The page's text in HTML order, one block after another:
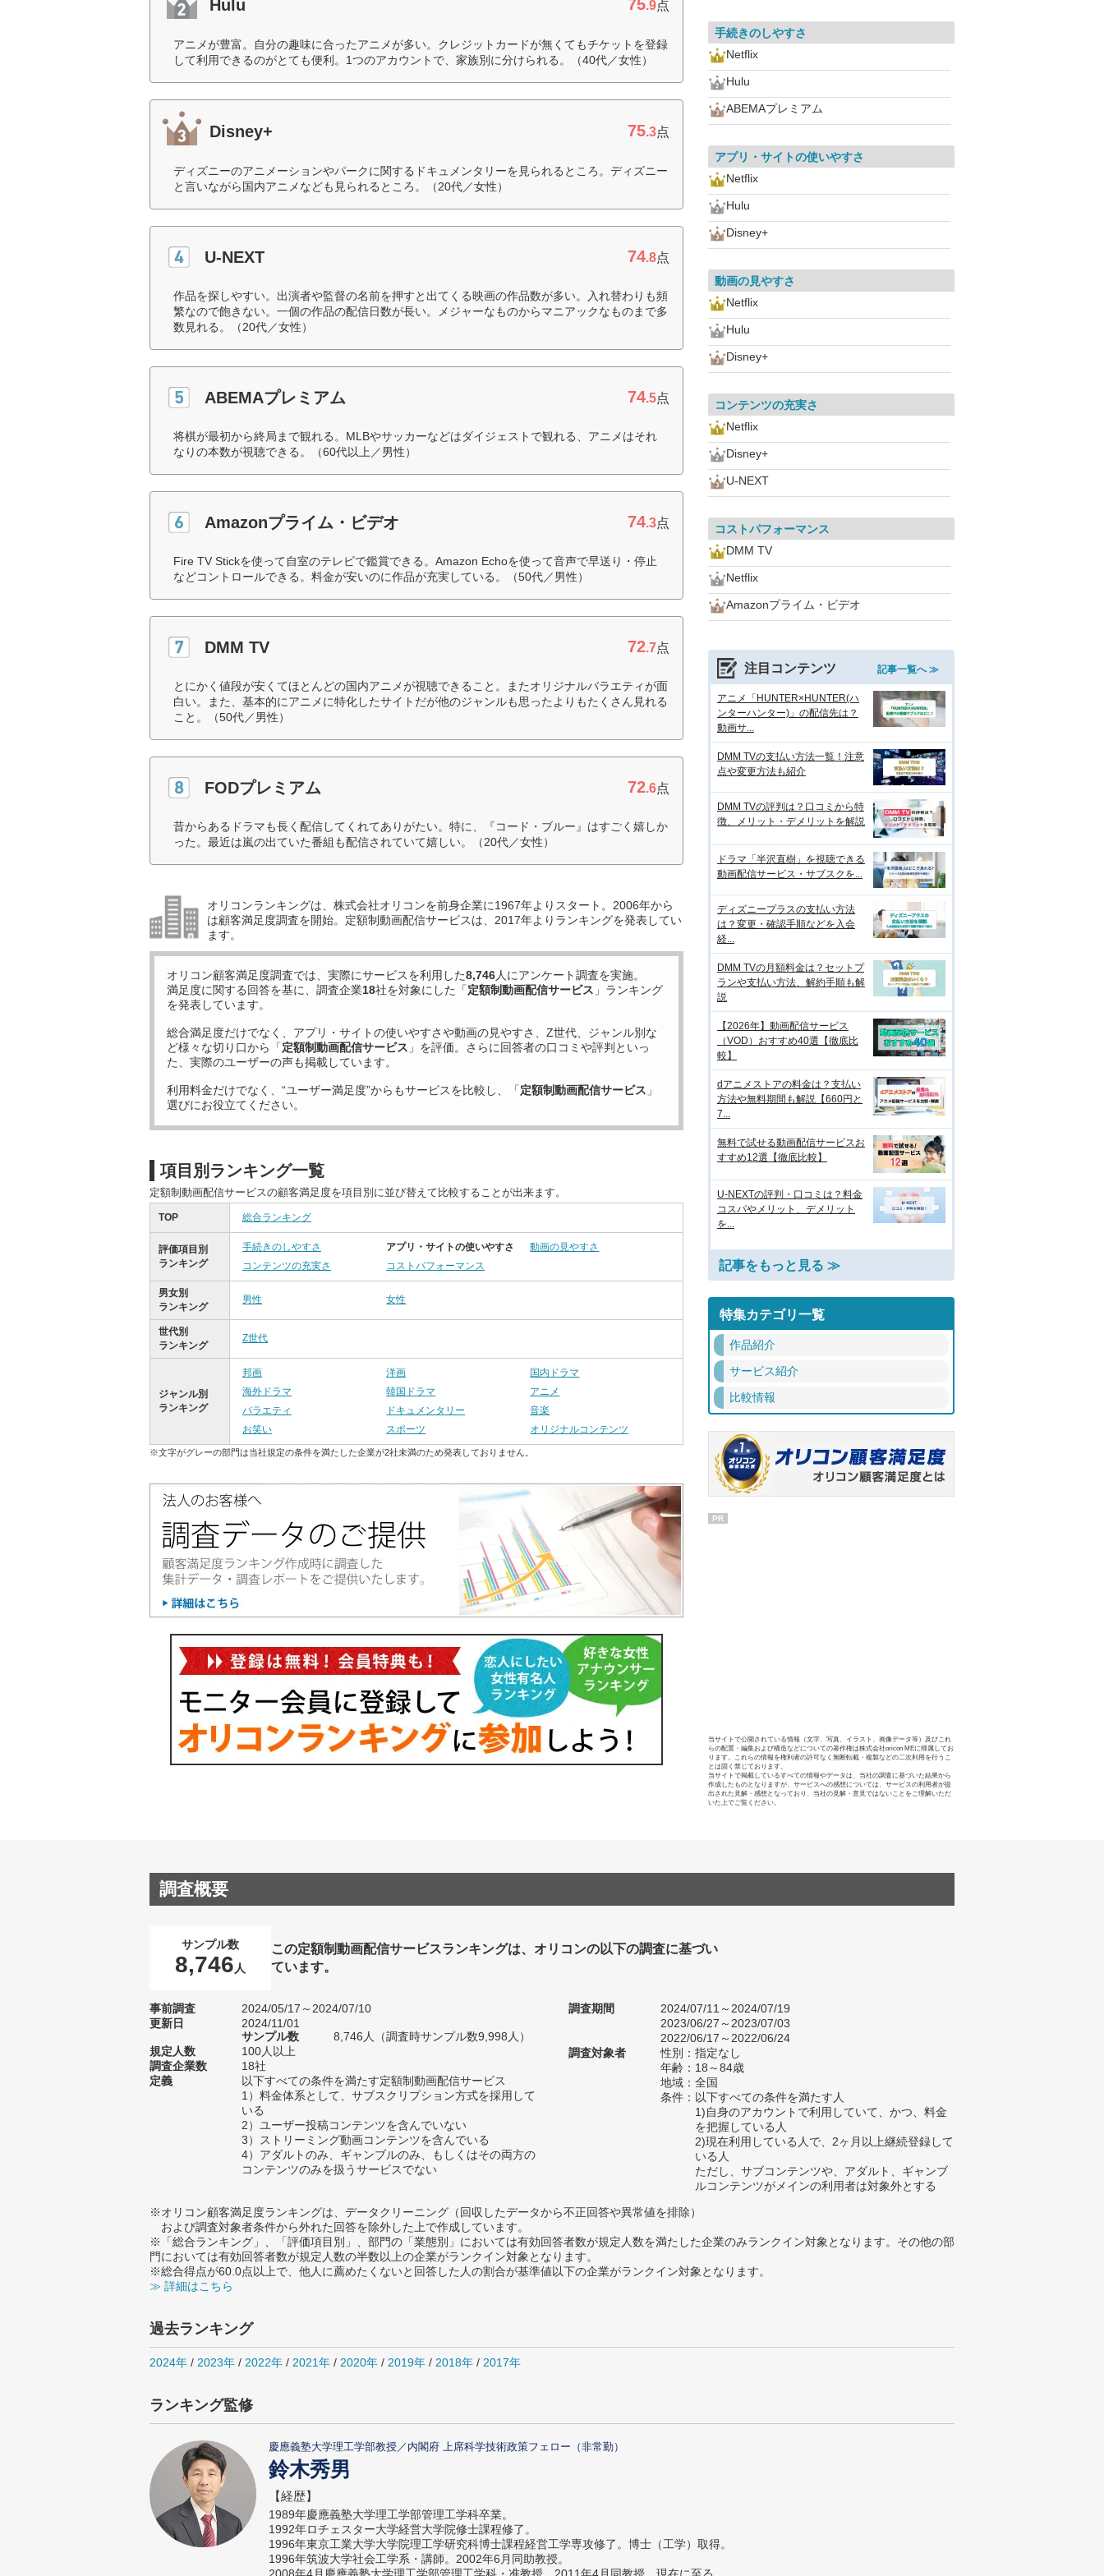
Hulu 75.9点
アニメが豊富。自分の趣味に合ったアニメが多い。クレジットカードが無くてもチケットを登録
して利用できるのがとても便利。1つのアカウントで、家族別に分けられる。（40代／女性）
Disney+ 75.3点
ディズニーのアニメーションやパークに関するドキュメンタリーを見られるところ。ディズニー
と言いながら国内アニメなども見られるところ。（20代／女性）
U-NEXT 74.8点
作品を探しやすい。出演者や監督の名前を押すと出てくる映画の作品数が多い。入れ替わりも頻
繁なので飽きない。一個の作品の配信日数が長い。メジャーなものからマニアックなものまで多
数見れる。（20代／女性）
ABEMAプレミアム 74.5点
将棋が最初から終局まで観れる。MLBやサッカーなどはダイジェストで観れる、アニメはそれ
なりの本数が視聴できる。（60代以上／男性）
Amazonプライム・ビデオ 74.3点
Fire TV Stickを使って自室のテレビで鑑賞できる。Amazon Echoを使って音声で早送り・停止
などコントロールできる。料金が安いのに作品が充実している。（50代／男性）
DMM TV 72.7点
とにかく値段が安くてほとんどの国内アニメが視聴できること。またオリジナルバラエティが面
白い。また、基本的にアニメに特化したサイトだが他のジャンルも思ったよりもたくさん見れる
こと。（50代／男性）
FODプレミアム 72.6点
昔からあるドラマも長く配信してくれてありがたい。特に、『コード・ブルー』はすごく嬉しか
った。最近は嵐の出ていた番組も配信されていて嬉しい。（20代／女性）
オリコンランキングは、株式会社オリコンを前身企業に1967年よりスタート。2006年から
は顧客満足度調査を開始。定額制動画配信サービスは、2017年よりランキングを発表してい
ます。
オリコン顧客満足度調査では、実際にサービスを利用した8,746人にアンケート調査を実施。
満足度に関する回答を基に、調査企業18社を対象にした「定額制動画配信サービス 」ランキング
を発表しています。
総合満足度だけでなく、アプリ・サイトの使いやすさや動画の見やすさ、Z世代、ジャンル別な
ど様々な切り口から「定額制動画配信サービス 」を評価。さらに回答者の口コミや評判といっ
た、実際のユーザーの声も掲載しています。
利用料金だけでなく、“ユーザー満足度”からもサービスを比較し、「定額制動画配信サービス 」
選びにお役立てください。
項目別ランキング一覧
定額制動画配信サービスの顧客満足度を項目別に並び替えて比較することが出来ます。
TOP 総合ランキング
評価項目別
ランキング
手続きのしやすさ アプリ・サイトの使いやすさ
動画の見やすさ
コンテンツの充実さ
コストパフォーマンス
男女別
ランキング
男性 女性
世代別
ランキング
Z世代
ジャンル別
ランキング
邦画 洋画
国内ドラマ
海外ドラマ
韓国ドラマ
アニメ
バラエティ
ドキュメンタリー
音楽
お笑い
スポーツ オリジナルコンテンツ
※文字がグレーの部門は当社規定の条件を満たした企業が2社未満のため発表しておりません。
手続きのしやすさ
Netflix
Hulu
ABEMAプレミアム
アプリ・サイトの使いやすさ
Netflix
Hulu
Disney+
動画の見やすさ
Netflix
Hulu
Disney+
コンテンツの充実さ
Netflix
Disney+
U-NEXT
コストパフォーマンス
DMM TV
Netflix
Amazonプライム・ビデオ
注目コンテンツ 記事一覧へ ≫
アニメ「HUNTER×HUNTER(ハ
ンターハンター)」の配信先は？
動画サ...
DMM TVの支払い方法一覧！注意
点や変更方法も紹介
DMM TVの評判は？口コミから特
徴、メリット・デメリットを解説
ドラマ「半沢直樹」を視聴できる
動画配信サービス・サブスクを...
ディズニープラスの支払い方法
は？変更・確認手順などを入会
経...
DMM TVの月額料金は？セットプ
ランや支払い方法、解約手順も解
説
【2026年】動画配信サービス
（VOD）おすすめ40選【徹底比
較】
dアニメストアの料金は？支払い
方法や無料期間も解説【660円と
7...
無料で試せる動画配信サービスお
すすめ12選【徹底比較】
U-NEXTの評判・口コミは？料金
コスパやメリット、デメリット
を...
記事をもっと見る ≫
特集カテゴリ一覧
作品紹介
サービス紹介
比較情報
PR
当サイトで公開されている情報（文字、写真、イラスト、画像データ等）及びこれ
らの配置・編集および構造などについての著作権は株式会社oricon MEに帰属してお
ります。これらの情報を権利者の許可なく無断転載・複製などの二次利用を行うこ
とは固く禁じております。
当サイトで掲載しているすべての情報やデータは、当社の調査に基づいた結果から
作成したものとなりますが、サービスへの感想については、サービスの利用者が提
出された見解・感想となっており、当社の見解・意見ではないことをご理解いただ
いた上でご覧ください。
調査概要
サンプル数
8,746 人
この定額制動画配信サービスランキングは、オリコンの以下の調査に基づい
ています。
事前調査
2024/05/17～2024/07/10
更新日
2024/11/01
サンプル数
8,746人（調査時サンプル数9,998人）
規定人数
100人以上
調査企業数
18社
定義
以下すべての条件を満たす定額制動画配信サービス
1）料金体系として、サブスクリプション方式を採用して
いる
2）ユーザー投稿コンテンツを含んでいない
3）ストリーミング動画コンテンツを含んでいる
4）アダルトのみ、ギャンブルのみ、もしくはその両方の
コンテンツのみを扱うサービスでない
調査期間
2024/07/11～2024/07/19
2023/06/27～2023/07/03
2022/06/17～2022/06/24
調査対象者
性別：指定なし
年齢：18～84歳
地域：全国
条件：以下すべての条件を満たす人
1)自身のアカウントで利用していて、かつ、料金
を把握している人
2)現在利用している人で、2ヶ月以上継続登録して
いる人
ただし、サブコンテンツや、アダルト、ギャンブ
ルコンテンツがメインの利用者は対象外とする
※オリコン顧客満足度ランキングは、データクリーニング（回収したデータから不正回答や異常値を排除）
および調査対象者条件から外れた回答を除外した上で作成しています。
※「総合ランキング」、「評価項目別」、部門の「業態別」においては有効回答者数が規定人数を満たした企業のみランクイン対象となります。その他の部
門においては有効回答者数が規定人数の半数以上の企業がランクイン対象となります。
※総合得点が60.0点以上で、他人に薦めたくないと回答した人の割合が基準値以下の企業がランクイン対象となります。
≫ 詳細はこちら
過去ランキング
2024年 / 2023年 / 2022年 / 2021年 / 2020年 / 2019年 / 2018年 / 2017年
ランキング監修
慶應義塾大学理工学部教授／内閣府 上席科学技術政策フェロー（非常勤）
鈴木秀男
【経歴】
1989年慶應義塾大学理工学部管理工学科卒業。
1992年ロチェスター大学経営大学院修士課程修了。
1996年東京工業大学大学院理工学研究科博士課程経営工学専攻修了。博士（工学）取得。
1996年筑波大学社会工学系・講師。2002年6月同助教授。
2008年4月慶應義塾大学理工学部管理工学科・准教授。2011年4月同教授、現在に至る。